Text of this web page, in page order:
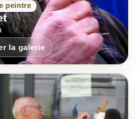
peintre
la galerie